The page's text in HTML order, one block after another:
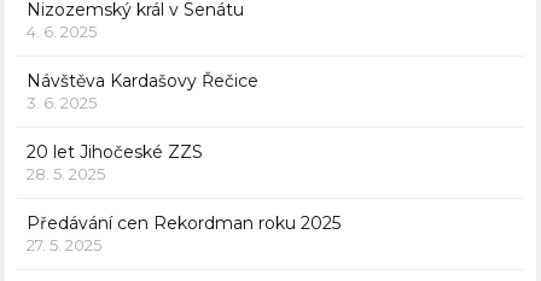
Nizozemský král v Senátu
4. 6. 2025
Návštěva Kardašovy Řečice
3. 6. 2025
20 let Jihočeské ZZS
28. 5. 2025
Předávání cen Rekordman roku 2025
27. 5. 2025